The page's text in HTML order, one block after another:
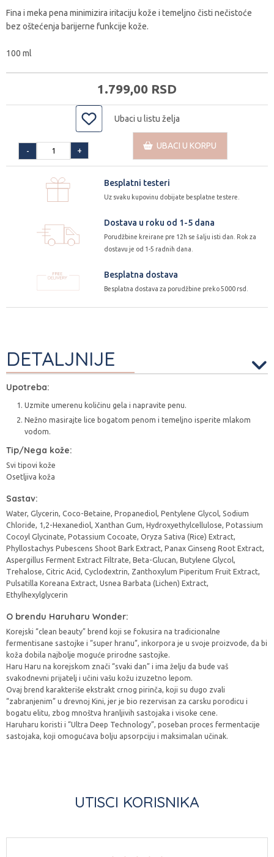
Fina i meka pena minimizira iritaciju kože i temeljno čisti nečistoće
bez oštećenja barijerne funkcije kože.
100 ml
1.799,00 RSD
+
-
Ubaci u listu želja
UBACI U KORPU
Besplatni testeri
Uz svaku kupovinu dobijate besplatne testere.
Dostava u roku od 1-5 dana
Porudžbine kreirane pre 12h se šalju isti dan. Rok za
dostavu je od 1-5 radnih dana.
Besplatna dostava
Besplatna dostava za porudžbine preko 5000 rsd.
DETALJNIJE
Upotreba:
Uzmite umerenu količinu gela i napravite penu.
Nežno masirajte lice bogatom penom i temeljno isperite mlakom
vodom.
Tip/Nega kože:
Svi tipovi kože
Osetljiva koža
Sastav:
Water, Glycerin, Coco-Betaine, Propanediol, Pentylene Glycol, Sodium
Chloride, 1,2-Hexanediol, Xanthan Gum, Hydroxyethylcellulose, Potassium
Cocoyl Glycinate, Potassium Cocoate, Oryza Sativa (Rice) Extract,
Phyllostachys Pubescens Shoot Bark Extract, Panax Ginseng Root Extract,
Aspergillus Ferment Extract Filtrate, Beta-Glucan, Butylene Glycol,
Trehalose, Citric Acid, Cyclodextrin, Zanthoxylum Piperitum Fruit Extract,
Pulsatilla Koreana Extract, Usnea Barbata (Lichen) Extract,
Ethylhexylglycerin
O brendu Haruharu Wonder:
Korejski “clean beauty” brend koji se fokusira na tradicionalne
fermentisane sastojke i “super hranu”, inkorpora je u svoje proizvode, da bi
koža dobila najbolje moguće prirodne sastojke.
Haru Haru na korejskom znači “svaki dan” i ima želju da bude vaš
svakodnevni prijatelj i učini vašu kožu izuzetno lepom.
Ovaj brend karakteriše ekstrakt crnog pirinča, koji su dugo zvali
“zabranjenim” u drevnoj Kini, jer je bio rezervisan za carsku porodicu i
bogatu elitu, zbog mnoštva hranljivih sastojaka i visoke cene.
Haruharu koristi i “Ultra Deep Technology”, poseban proces fermentacije
sastojaka, koji omogućava bolju apsorpciju i maksimalan učinak.
UTISCI KORISNIKA